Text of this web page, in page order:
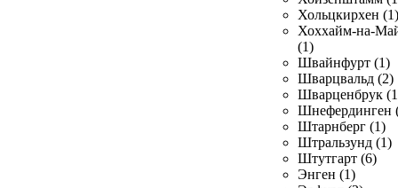
Хольцкирхен (1)
Хоххайм-на-
(1)
Швайнфурт (1)
Шварцвальд (2)
Шварценбрук
Шнефердинген
Штарнберг (1)
Штральзунд (1)
Штутгарт (6)
Энген (1)